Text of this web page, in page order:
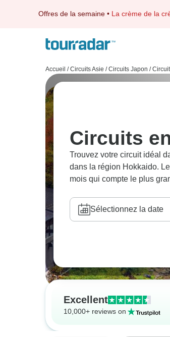
Offres de la semaine • La crème de la
Accueil / Circuits Asie / Circuits Japon /
Circuits
Trouvez votre circuit idéal
dans la région Hokkaido.
mois qui compte le plus
Sélectionnez la date
Excellent
10,000+ reviews on